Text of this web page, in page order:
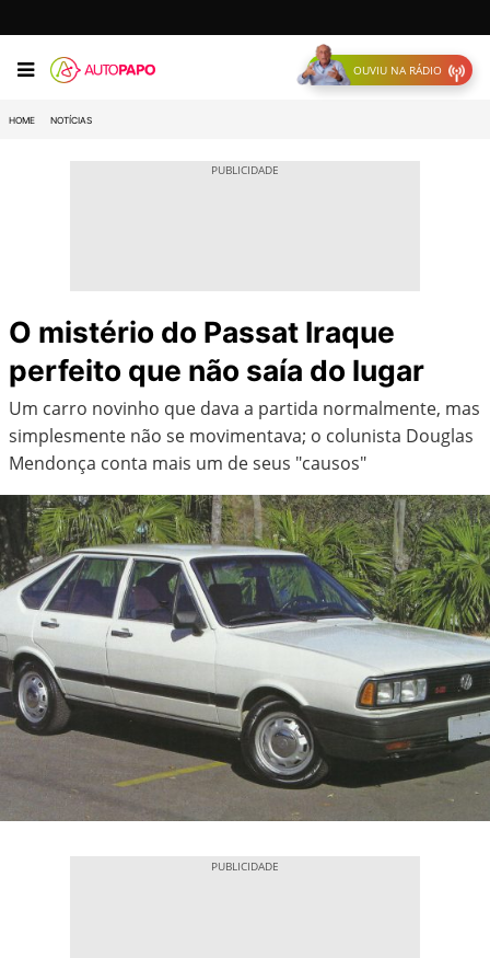
OUVIU NA RÁDIO
HOME NOTÍCIAS
O mistério do Passat Iraque
perfeito que não saía do lugar
Um carro novinho que dava a partida normalmente, mas
simplesmente não se movimentava; o colunista Douglas
Mendonça conta mais um de seus "causos"